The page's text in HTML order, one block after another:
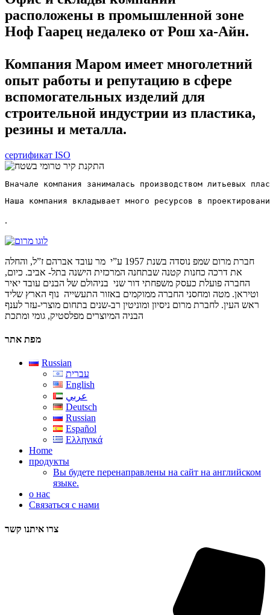
расположены в промышленной зоне
Ноф Гаарец недалеко от Рош ха-Айн.
Компания Маром имеет многолетний
опыт работы и репутацию в сфере
вспомогательных изделий для
строительной индустрии из пластика,
резины и металла.
сертификат ISO
Вначале компания занималась производством литьевых
Наша компания вкладывает много ресурсов в
.
חברת מרום שמפ נוסדה בשנת 1957 ע”י מר עובד אברהם ז”ל, והחלה
את דרכה כחנות קטנה שבתחנה המרכזית הישנה בתל- אביב. כיום,
החברה פועלת כעסק משפחתי דור שני בניהולם של הבנים עובד יאיר
וטיראן. מטה ומחסני החברה ממוקמים באזור התעשייה נוף הארץ שליד
ראש העין. לחברת מרום ניסיון ומוניטין רב-שנים בתחום מוצרי-עזר לענף
הבניה המיוצרים מפלסטיק, גומי ומתכת
מפת אתר
Russian
עברית
English
عربي
Deutsch
Russian
Español
Ελληνικά
Home
продукты
Вы будете перенаправлены на сайт на английском
языке.
о нас
Связаться с нами
צרו איתנו קשר